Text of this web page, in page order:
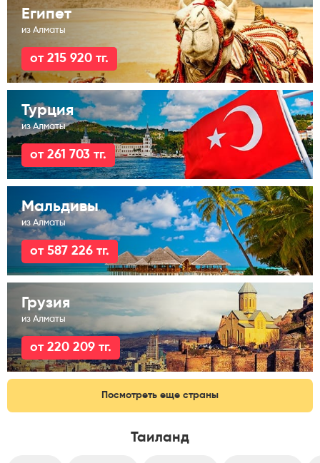
Египет
из Алматы
от 215 920 тг.
Турция
из Алматы
от 261 703 тг.
Мальдивы
из Алматы
от 587 226 тг.
Грузия
из Алматы
от 220 209 тг.
Посмотреть еще страны
Таиланд